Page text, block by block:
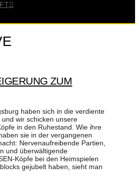
ZUM
haben sich in die verdiente
wir schicken unsere
in den Ruhestand. Wie ihre
sie in der vergangenen
Nervenaufreibende Partien,
und überwältigende
Köpfe bei den Heimspielen
gejubelt haben, sieht man